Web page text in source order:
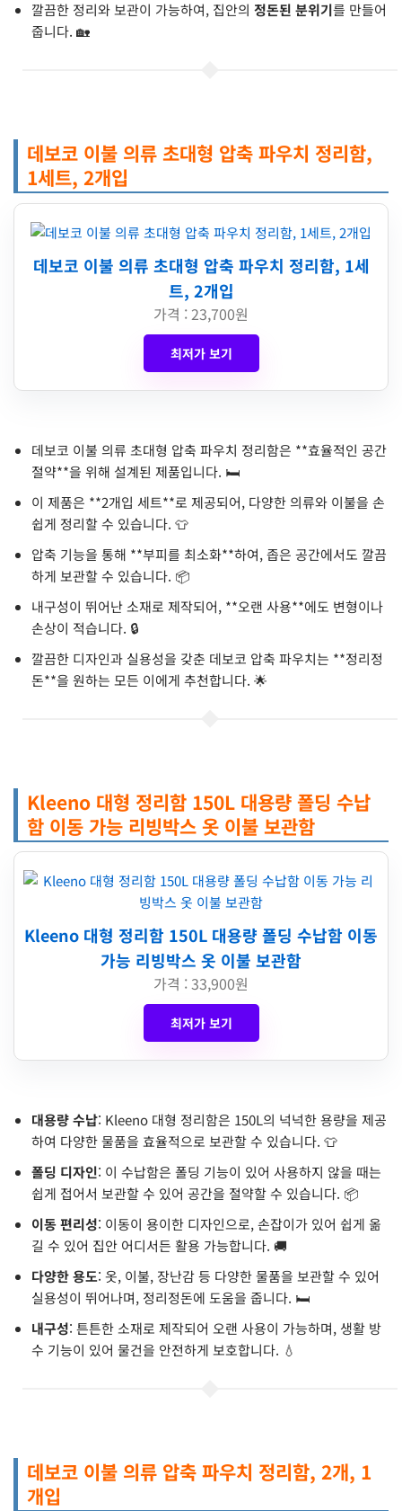
깔끔한 정리와 보관이 가능하여, 집안의 정돈된 분위기를 만들어
줍니다. 🏡
데보코 이불 의류 초대형 압축 파우치 정리함,
1세트, 2개입
데보코 이불 의류 초대형 압축 파우치 정리함, 1세
트, 2개입
가격 : 23,700원
최저가 보기
데보코 이불 의류 초대형 압축 파우치 정리함은 **효율적인 공간
절약**을 위해 설계된 제품입니다. 🛏️
이 제품은 **2개입 세트**로 제공되어, 다양한 의류와 이불을 손
쉽게 정리할 수 있습니다. 👕
압축 기능을 통해 **부피를 최소화**하여, 좁은 공간에서도 깔끔
하게 보관할 수 있습니다. 📦
내구성이 뛰어난 소재로 제작되어, **오랜 사용**에도 변형이나
손상이 적습니다. 🔒
깔끔한 디자인과 실용성을 갖춘 데보코 압축 파우치는 **정리정
돈**을 원하는 모든 이에게 추천합니다. 🌟
Kleeno 대형 정리함 150L 대용량 폴딩 수납
함 이동 가능 리빙박스 옷 이불 보관함
Kleeno 대형 정리함 150L 대용량 폴딩 수납함 이동
가능 리빙박스 옷 이불 보관함
가격 : 33,900원
최저가 보기
대용량 수납: Kleeno 대형 정리함은 150L의 넉넉한 용량을 제공
하여 다양한 물품을 효율적으로 보관할 수 있습니다. 👕
폴딩 디자인: 이 수납함은 폴딩 기능이 있어 사용하지 않을 때는
쉽게 접어서 보관할 수 있어 공간을 절약할 수 있습니다. 📦
이동 편리성: 이동이 용이한 디자인으로, 손잡이가 있어 쉽게 옮
길 수 있어 집안 어디서든 활용 가능합니다. 🚚
다양한 용도: 옷, 이불, 장난감 등 다양한 물품을 보관할 수 있어
실용성이 뛰어나며, 정리정돈에 도움을 줍니다. 🛏️
내구성: 튼튼한 소재로 제작되어 오랜 사용이 가능하며, 생활 방
수 기능이 있어 물건을 안전하게 보호합니다. 💧
데보코 이불 의류 압축 파우치 정리함, 2개, 1
개입